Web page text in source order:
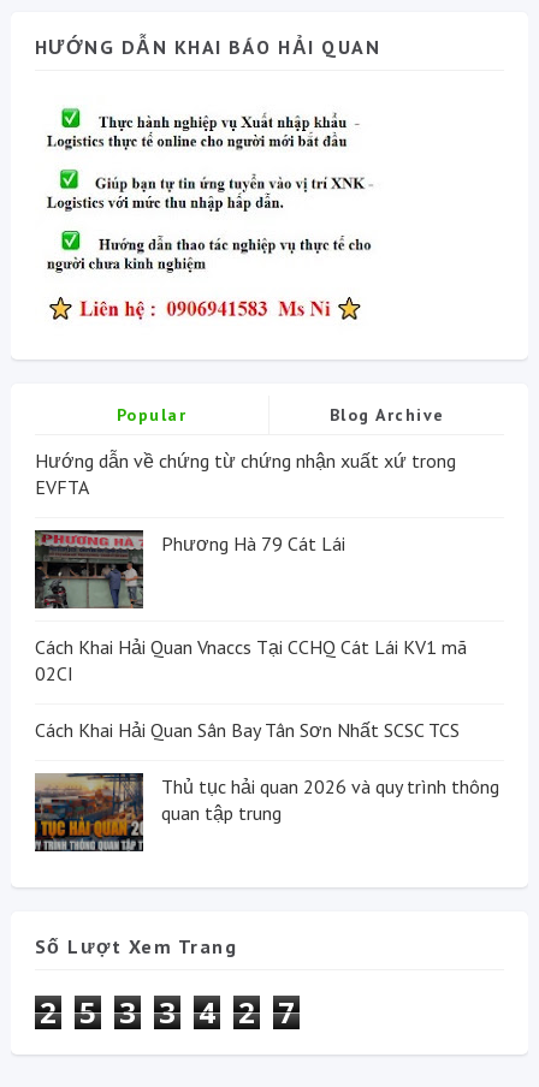
HƯỚNG DẪN KHAI BÁO HẢI QUAN
Popular Blog Archive
Hướng dẫn về chứng từ chứng nhận xuất xứ trong
EVFTA
Phương Hà 79 Cát Lái
Cách Khai Hải Quan Vnaccs Tại CCHQ Cát Lái KV1 mã
02CI
Cách Khai Hải Quan Sân Bay Tân Sơn Nhất SCSC TCS
Thủ tục hải quan 2026 và quy trình thông
quan tập trung
Số Lượt Xem Trang
2 5 3 3 4 2 7